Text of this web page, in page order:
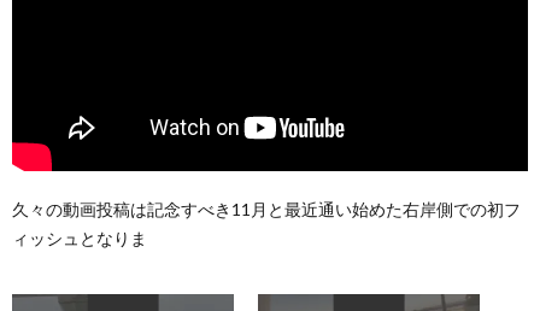
久々の動画投稿は記念すべき11月と最近通い始めた右岸側での初フ
ィッシュとなりま